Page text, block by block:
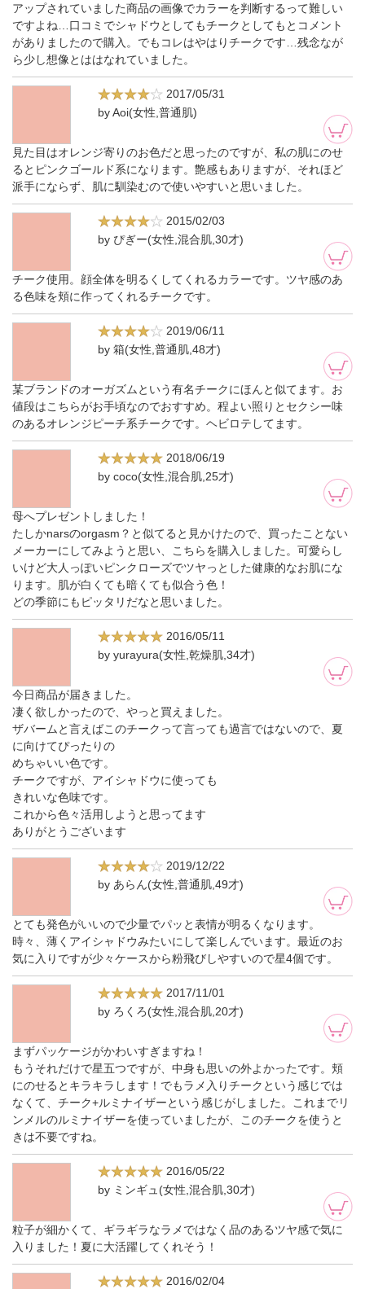
アップされていました商品の画像でカラーを判断するって難しい
ですよね…口コミでシャドウとしてもチークとしてもとコメント
がありましたので購入。でもコレはやはりチークです…残念なが
ら少し想像とははなれていました。
2017/05/31
by Aoi(女性,普通肌)
見た目はオレンジ寄りのお色だと思ったのですが、私の肌にのせ
るとピンクゴールド系になります。艶感もありますが、それほど
派手にならず、肌に馴染むので使いやすいと思いました。
2015/02/03
by ぴぎー(女性,混合肌,30才)
チーク使用。顔全体を明るくしてくれるカラーです。ツヤ感のあ
る色味を頬に作ってくれるチークです。
2019/06/11
by 箱(女性,普通肌,48才)
某ブランドのオーガズムという有名チークにほんと似てます。お
値段はこちらがお手頃なのでおすすめ。程よい照りとセクシー味
のあるオレンジピーチ系チークです。ヘビロテしてます。
2018/06/19
by coco(女性,混合肌,25才)
母へプレゼントしました！
たしかnarsのorgasm？と似てると見かけたので、買ったことない
メーカーにしてみようと思い、こちらを購入しました。可愛らし
いけど大人っぽいピンクローズでツヤっとした健康的なお肌にな
ります。肌が白くても暗くても似合う色！
どの季節にもピッタリだなと思いました。
2016/05/11
by yurayura(女性,乾燥肌,34才)
今日商品が届きました。
凄く欲しかったので、やっと買えました。
ザバームと言えばこのチークって言っても過言ではないので、夏
に向けてぴったりの
めちゃいい色です。
チークですが、アイシャドウに使っても
きれいな色味です。
これから色々活用しようと思ってます
ありがとうございます
2019/12/22
by あらん(女性,普通肌,49才)
とても発色がいいので少量でパッと表情が明るくなります。
時々、薄くアイシャドウみたいにして楽しんでいます。最近のお
気に入りですが少々ケースから粉飛びしやすいので星4個です。
2017/11/01
by ろくろ(女性,混合肌,20才)
まずパッケージがかわいすぎますね！
もうそれだけで星五つですが、中身も思いの外よかったです。頬
にのせるとキラキラします！でもラメ入りチークという感じでは
なくて、チーク+ルミナイザーという感じがしました。これまでリ
ンメルのルミナイザーを使っていましたが、このチークを使うと
きは不要ですね。
2016/05/22
by ミンギュ(女性,混合肌,30才)
粒子が細かくて、ギラギラなラメではなく品のあるツヤ感で気に
入りました！夏に大活躍してくれそう！
2016/02/04